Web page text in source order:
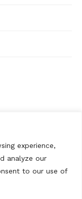
experience,
analyze our
to our use of